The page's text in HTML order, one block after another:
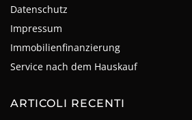
Datenschutz
Impressum
Immobilienfinanzierung
Service nach dem Hauskauf
ARTICOLI RECENTI